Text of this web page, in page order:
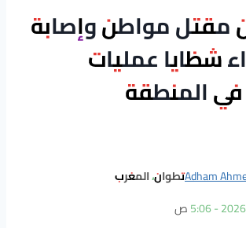
مقتل مواطن وإصابة
شظايا عمليات
المنطقة
Adhamتطوان، المغرب